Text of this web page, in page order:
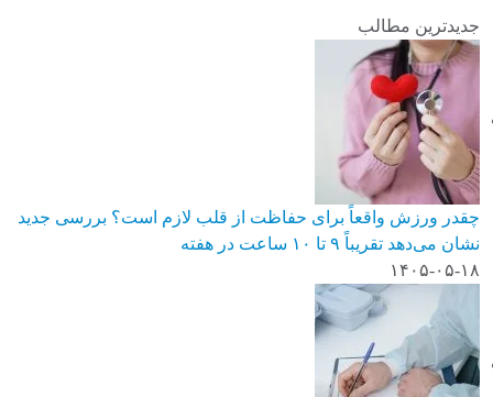
جدیدترین مطالب
چقدر ورزش واقعاً برای حفاظت از قلب لازم است؟ بررسی جدید
نشان می‌دهد تقریباً ۹ تا ۱۰ ساعت در هفته
۱۴۰۵-۰۵-۱۸